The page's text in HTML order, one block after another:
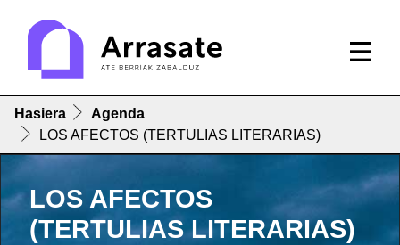
Hasiera
Agenda
LOS AFECTOS (TERTULIAS LITERARIAS)
LOS AFECTOS
(TERTULIAS LITERARIAS)